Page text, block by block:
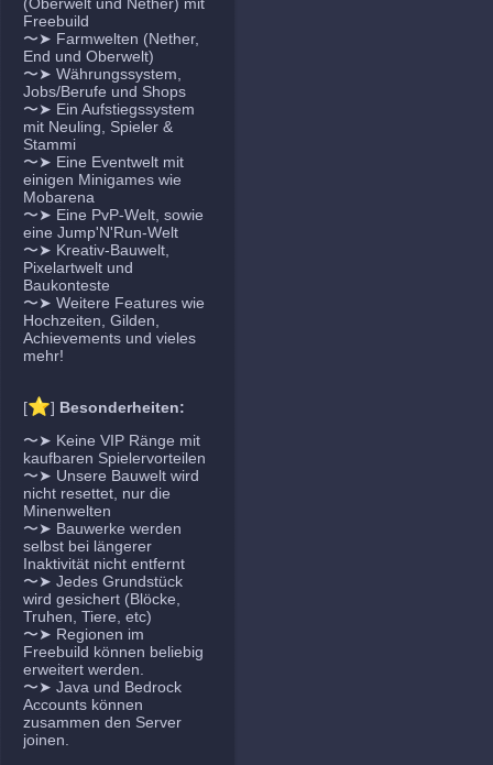
Freebuild
〜➤ Farmwelten (Nether,
End und Oberwelt)
〜➤ Währungssystem,
Jobs/Berufe und Shops
〜➤ Ein Aufstiegssystem
mit Neuling, Spieler &
Stammi
〜➤ Eine Eventwelt mit
einigen Minigames wie
Mobarena
〜➤ Eine PvP-Welt, sowie
eine Jump'N'Run-Welt
〜➤ Kreativ-Bauwelt,
Pixelartwelt und
Baukonteste
〜➤ Weitere Features wie
Hochzeiten, Gilden,
Achievements und vieles
mehr!
[⭐] Besonderheiten:
〜➤ Keine VIP Ränge mit
kaufbaren Spielervorteilen
〜➤ Unsere Bauwelt wird
nicht resettet, nur die
Minenwelten
〜➤ Bauwerke werden
selbst bei längerer
Inaktivität nicht entfernt
〜➤ Jedes Grundstück
wird gesichert (Blöcke,
Truhen, Tiere, etc)
〜➤ Regionen im
Freebuild können beliebig
erweitert werden.
〜➤ Java und Bedrock
Accounts können
zusammen den Server
joinen.